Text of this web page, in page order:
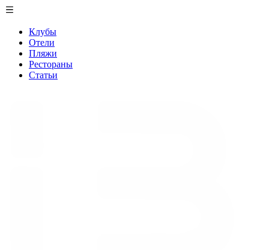
Клубы
Отели
Пляжи
Рестораны
Статьи